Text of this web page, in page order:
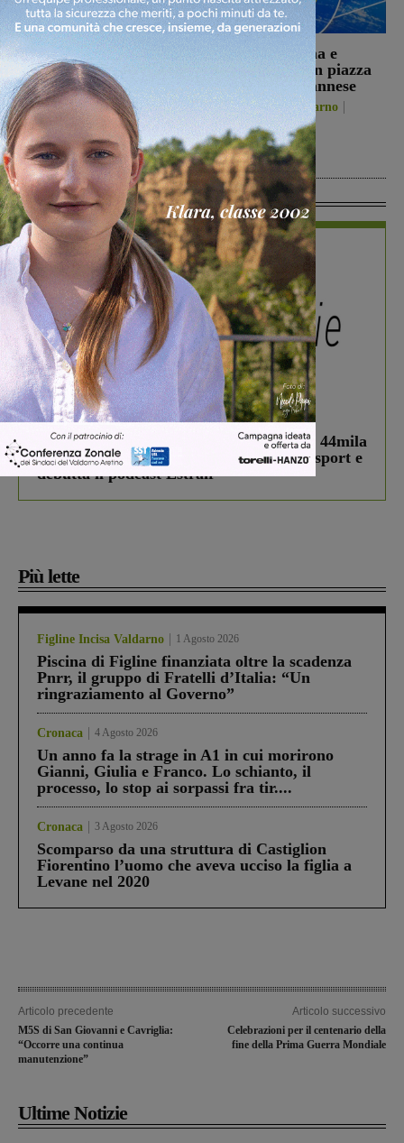
Il Comune di Laterina
Pergine nel progetto
‘Footsteps’. La storia di
Solomon Saltiel
riaccende i riflettori sul
campo di Laterina
Laterina Pergine 6 Agosto 2026
Il 26 agosto cena e
presentazione in piazza
per la Sangiovannese
San Giovanni Valdarno
5 Agosto 2026
In Vetrina
In vetrina 3 Agosto 2026
Estra Notizie agosto: Smart Cities, oltre 44mila
studenti coinvolti, torna il bando per lo sport e
debutta il podcast Estrair
Più lette
Figline Incisa Valdarno 1 Agosto 2026
Piscina di Figline finanziata oltre la scadenza
Pnrr, il gruppo di Fratelli d’Italia: “Un
ringraziamento al Governo”
Cronaca 4 Agosto 2026
Un anno fa la strage in A1 in cui morirono
Gianni, Giulia e Franco. Lo schianto, il
processo, lo stop ai sorpassi fra tir....
Cronaca 3 Agosto 2026
Scomparso da una struttura di Castiglion
Fiorentino l’uomo che aveva ucciso la figlia a
Levane nel 2020
Articolo precedente
M5S di San Giovanni e Cavriglia:
“Occorre una continua
manutenzione”
Articolo successivo
Celebrazioni per il centenario della
fine della Prima Guerra Mondiale
Ultime Notizie